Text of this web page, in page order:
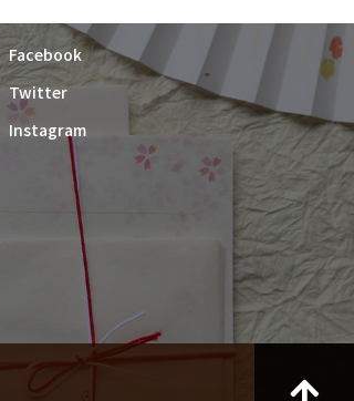
Facebook
Twitter
Instagram